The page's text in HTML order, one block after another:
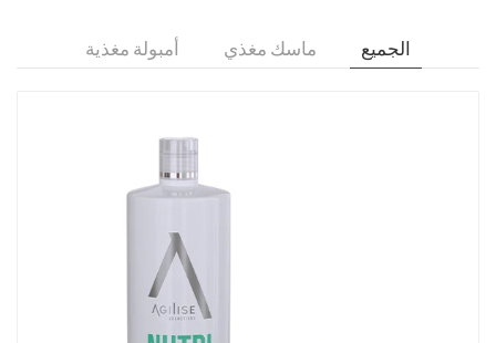
الجميع ماسك مغذي أمبولة مغذية